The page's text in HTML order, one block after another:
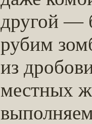
другой —
рубим
из
местных